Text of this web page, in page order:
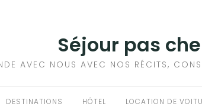
Séjour pas
AVEC NOUS AVEC NOS RÉCITS,
DESTINATIONS HÔTEL LOCATION DE